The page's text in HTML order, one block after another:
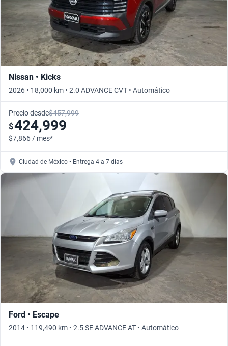
Nissan • Kicks
2026 • 18,000 km • 2.0 ADVANCE CVT • Automático
Precio desde$457,999
$424,999
$7,866 / mes*
Ciudad de México • Entrega 4 a 7 días
Ford • Escape
2014 • 119,490 km • 2.5 SE ADVANCE AT • Automático